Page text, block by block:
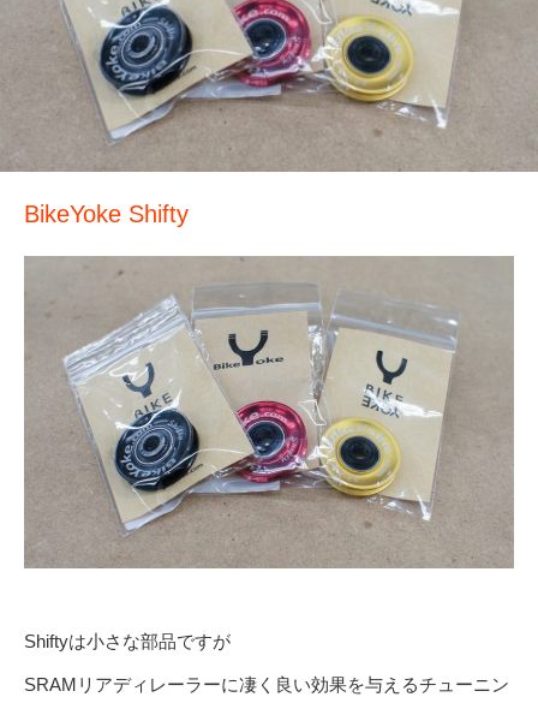
BikeYoke Shifty
Shiftyは小さな部品ですが
SRAMリアディレーラーに凄く良い効果を与えるチューニン